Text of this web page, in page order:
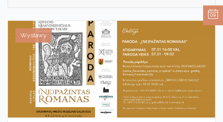
Wystawy
09